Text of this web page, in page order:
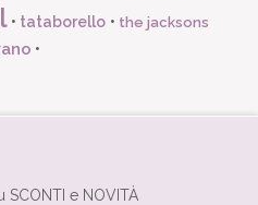
• tataborello • the jacksons
•
SCONTI e NOVITÀ